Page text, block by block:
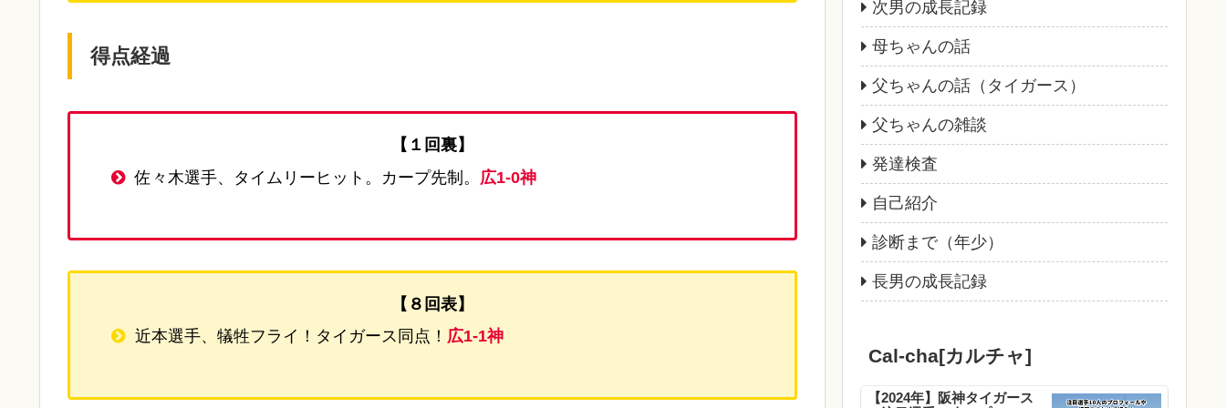
得点経過
【１回裏】
佐々木選手、タイムリーヒット。カープ先制。
広1-0神
【８回表】
近本選手、犠牲フライ！タイガース同点！ 広1-1神
次男の成長記録
母ちゃんの話
父ちゃんの話（タイガース）
父ちゃんの雑談
発達検査
自己紹介
診断まで（年少）
長男の成長記録
Cal-cha[カルチャ]
【2024年】阪神タイガース